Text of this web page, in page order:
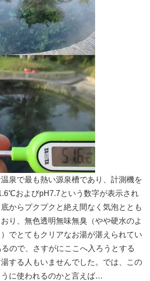
泉で最も熱い源泉槽であり、計測機を
およびpH7.7という数字が表示され
からプクプクと絶え間なく気泡ととも
り、無色透明無味無臭（やや硬水のよ
でとてもクリアなお湯が湛えられてい
ので、さすがにここへ入ろうとする
する人もいませんでした。では、この
に使われるのかと言えば…